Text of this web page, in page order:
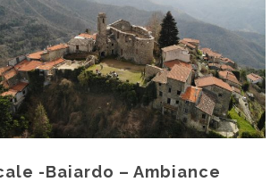
-Baiardo – Ambiance